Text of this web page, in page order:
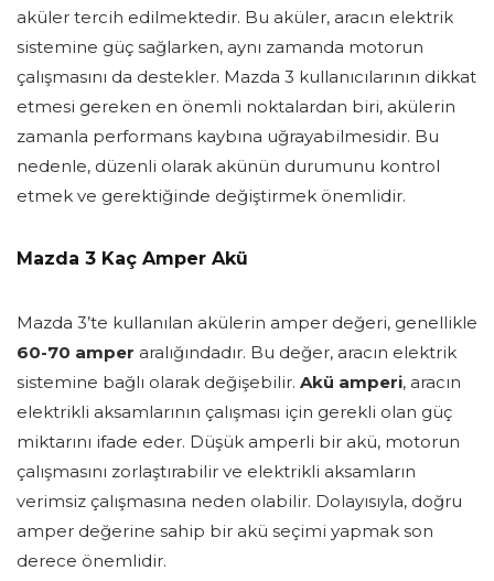
aküler tercih edilmektedir. Bu aküler, aracın elektrik
sistemine güç sağlarken, aynı zamanda motorun
çalışmasını da destekler. Mazda 3 kullanıcılarının dikkat
etmesi gereken en önemli noktalardan biri, akülerin
zamanla performans kaybına uğrayabilmesidir. Bu
nedenle, düzenli olarak akünün durumunu kontrol
etmek ve gerektiğinde değiştirmek önemlidir.
Mazda 3 Kaç Amper Akü
Mazda 3’te kullanılan akülerin amper değeri, genellikle
60-70 amper aralığındadır. Bu değer, aracın elektrik
sistemine bağlı olarak değişebilir. Akü amperi, aracın
elektrikli aksamlarının çalışması için gerekli olan güç
miktarını ifade eder. Düşük amperli bir akü, motorun
çalışmasını zorlaştırabilir ve elektrikli aksamların
verimsiz çalışmasına neden olabilir. Dolayısıyla, doğru
amper değerine sahip bir akü seçimi yapmak son
derece önemlidir.